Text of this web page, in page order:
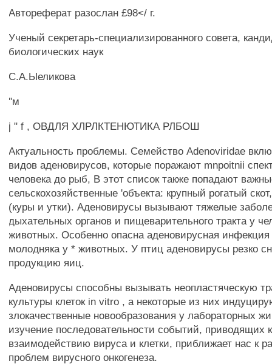
Автореферат разослан £98</ г.
Ученый секретарь-специализированного совета,
биологических наук
С.А.Ыеликова
"м
j " f , ОВДЛЯ ХЛРЛКТЕНЮТИКА РЛБОШ
Актуальность проблемы. Семейство Adenoviridae
видов аденовирусов, которые поражают mnpoitnii
человека до рыб, В этот список также попадают
сельскохозяйственные 'объекта: крупный рогатый
(куры и утки). Аденовирусы вызывают тяжелые
дыхательных органов и пищеварительного тракта у
животных. Особенно опасна аденовирусная
молодняка у * животных. У птиц аденовирусы резко
продукцию яиц.
Аденовирусы способны вызывать неопластяческую
культуры клеток in vitro , а некоторые из них
злокачественные новообразования у лабораторных
изучение последовательности событий, приводящих
взаимодействию вируса и клетки, приближает нас к
проблем вирусного онкогенеза.